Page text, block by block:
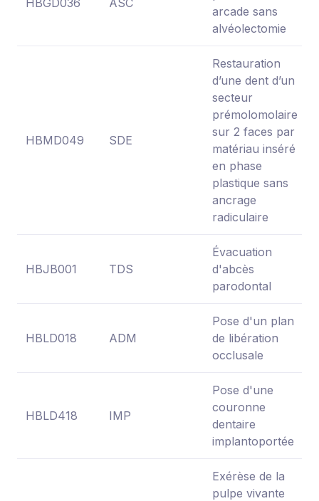
arcade sans
alvéolectomie
HBMD049 SDE
Restauration
d’une dent d’un
secteur
prémolomolaire
sur 2 faces par
matériau inséré
en phase
plastique sans
ancrage
radiculaire
HBJB001 TDS
Évacuation
d'abcès
parodontal
HBLD018 ADM
Pose d'un plan
de libération
occlusale
HBLD418 IMP
Pose d'une
couronne
dentaire
implantoportée
Exérèse de la
pulpe vivante